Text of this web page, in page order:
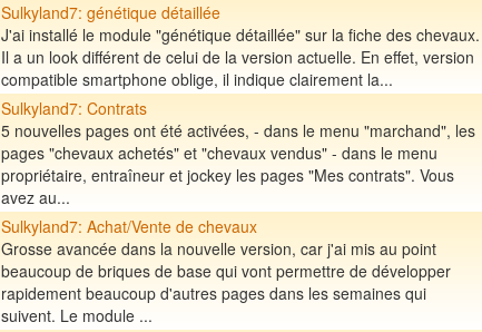
Sulkyland7: génétique détaillée
J'ai installé le module "génétique détaillée" sur la fiche des chevaux.
Il a un look différent de celui de la version actuelle. En effet, version
compatible smartphone oblige, il indique clairement la...
Sulkyland7: Contrats
5 nouvelles pages ont été activées, - dans le menu "marchand", les
pages "chevaux achetés" et "chevaux vendus" - dans le menu
propriétaire, entraîneur et jockey les pages "Mes contrats". Vous
avez au...
Sulkyland7: Achat/Vente de chevaux
Grosse avancée dans la nouvelle version, car j'ai mis au point
beaucoup de briques de base qui vont permettre de développer
rapidement beaucoup d'autres pages dans les semaines qui
suivent. Le module ...